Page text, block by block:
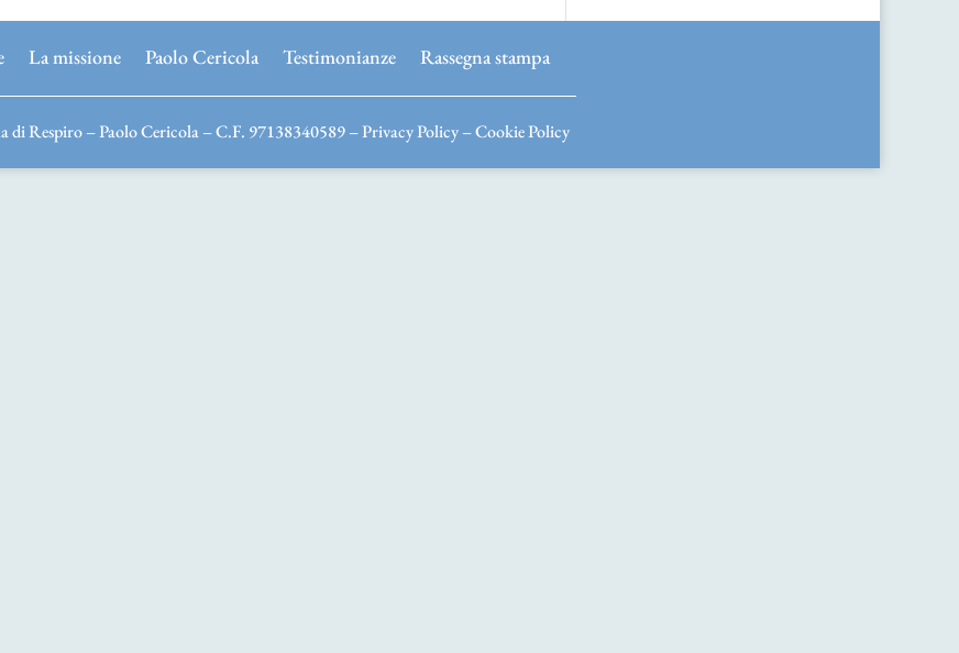
La missione Paolo Cericola Testimonianze Rassegna stampa
di Respiro – Paolo Cericola – C.F. 97138340589 –Privacy Policy–Cookie Policy